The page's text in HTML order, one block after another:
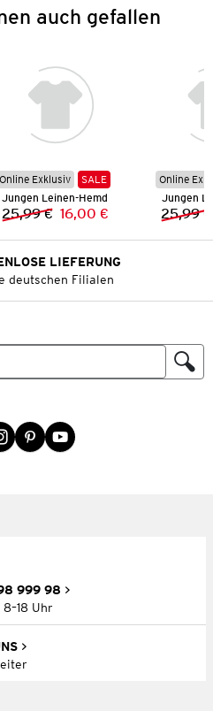
auch gefallen
Online Exklusiv
SALE
Jungen Leinen-Hemd
Vorheriger Preis:
25,99 € Neuer Preis:
16,00 €
Online
Jungen
25,99 €
LIEFERUNG
deutschen Filialen
999 98
Uhr